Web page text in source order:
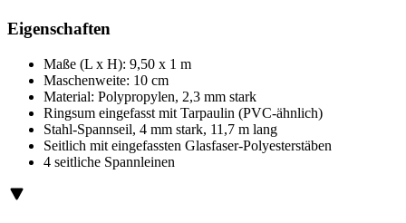
Eigenschaften
Maße (L x H): 9,50 x 1 m
Maschenweite: 10 cm
Material: Polypropylen, 2,3 mm stark
Ringsum eingefasst mit Tarpaulin (PVC-ähnlich)
Stahl-Spannseil, 4 mm stark, 11,7 m lang
Seitlich mit eingefassten Glasfaser-Polyesterstäben
4 seitliche Spannleinen